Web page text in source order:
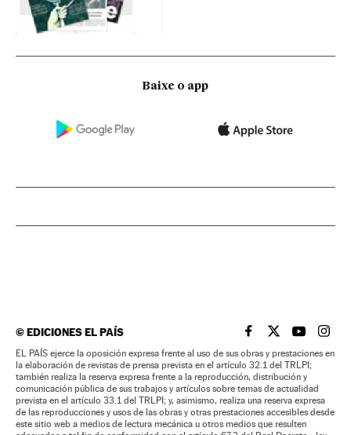
Baixe o app
©EDICIONES EL PAÍS EL PAÍS BRASIL EN
EL PAÍSEL PAÍS
EL
EL PAÍS ejerce la oposición expresa frente al uso de sus obras y prestaciones en
la elaboración de revistas de prensa prevista en el artículo 32.1 del TRLPI;
también realiza la reserva expresa frente a la reproducción, distribución y
comunicación pública de sus trabajos y artículos sobre temas de actualidad
prevista en el artículo 33.1 del TRLPI; y, asimismo, realiza una reserva expresa
de las reproducciones y usos de las obras y otras prestaciones accesibles desde
este sitio web a medios de lectura mecánica u otros medios que resulten